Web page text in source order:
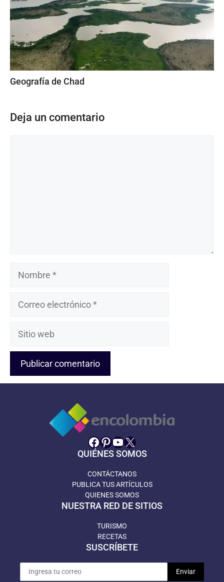
Geografía de Chad
Deja un comentario
Nombre
Sitio
Facebook
Pinterest
YouTube
X
QUIÉNES SOMOS
CONTÁCTANOS
PUBLICA TUS ARTÍCULOS
QUIENES SOMOS
NUESTRA RED DE SITIOS
TURISMO
RECETAS
SUSCRÍBETE